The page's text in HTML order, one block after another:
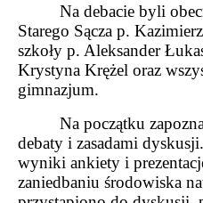
Na debacie byli
Starego Sącza p.
szkoły p. Aleksander
Krystyna Krężel oraz
gimnazjum.
Na początku
debaty i zasadami
wyniki ankiety i
zaniedbaniu środowiska